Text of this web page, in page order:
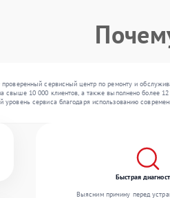
сервисный центр по ремонту и
свыше 10 000 клиентов, а также выполнено более
уровень сервиса благодаря использованию
Быстрая
Выясним причину перед